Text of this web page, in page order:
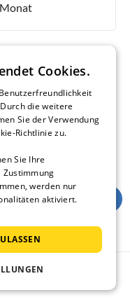
» erreicht eine
Cookies.
die weitere
Sie der Verwendung
Richtlinie zu.
Sie Ihre
Zustimmung
werden nur
aktiviert.